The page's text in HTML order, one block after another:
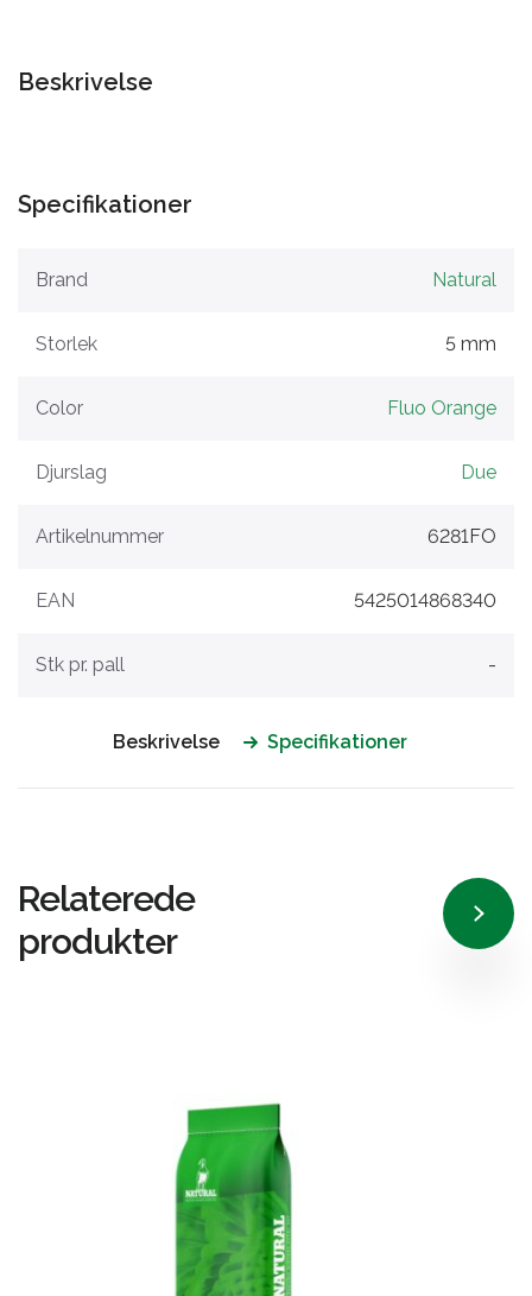
Beskrivelse
Specifikationer
Brand Natural
Storlek 5 mm
Color Fluo Orange
Djurslag Due
Artikelnummer 6281FO
EAN 5425014868340
Stk pr. pall -
Beskrivelse Specifikationer
Relaterede
produkter